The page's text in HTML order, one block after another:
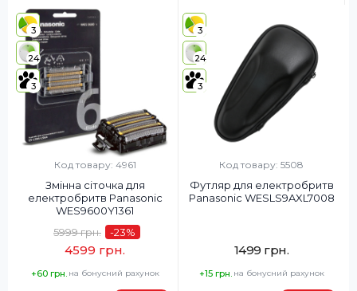
3
24
3
Код товару: 4961
Змінна сіточка для
електробритв Panasonic
WES9600Y1361
4599 грн.
5999 грн. -23%
+60 грн. на бонусний рахунок
3
24
3
Код товару: 5508
Футляр для електробритв
Panasonic WESLS9AXL7008
1499 грн.
+15 грн. на бонусний рахунок